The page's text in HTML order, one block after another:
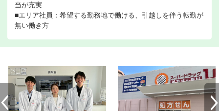
当が充実
■エリア社員：希望する勤務地で働ける、引越しを伴う転勤が
無い働き方